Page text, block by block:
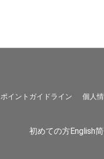
ポイントガイドライン 個人
初めての方English